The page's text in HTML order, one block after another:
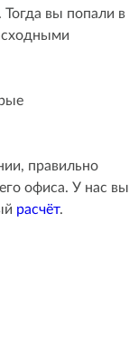
вы попали в
правильно
офиса. У нас вы
расчёт.